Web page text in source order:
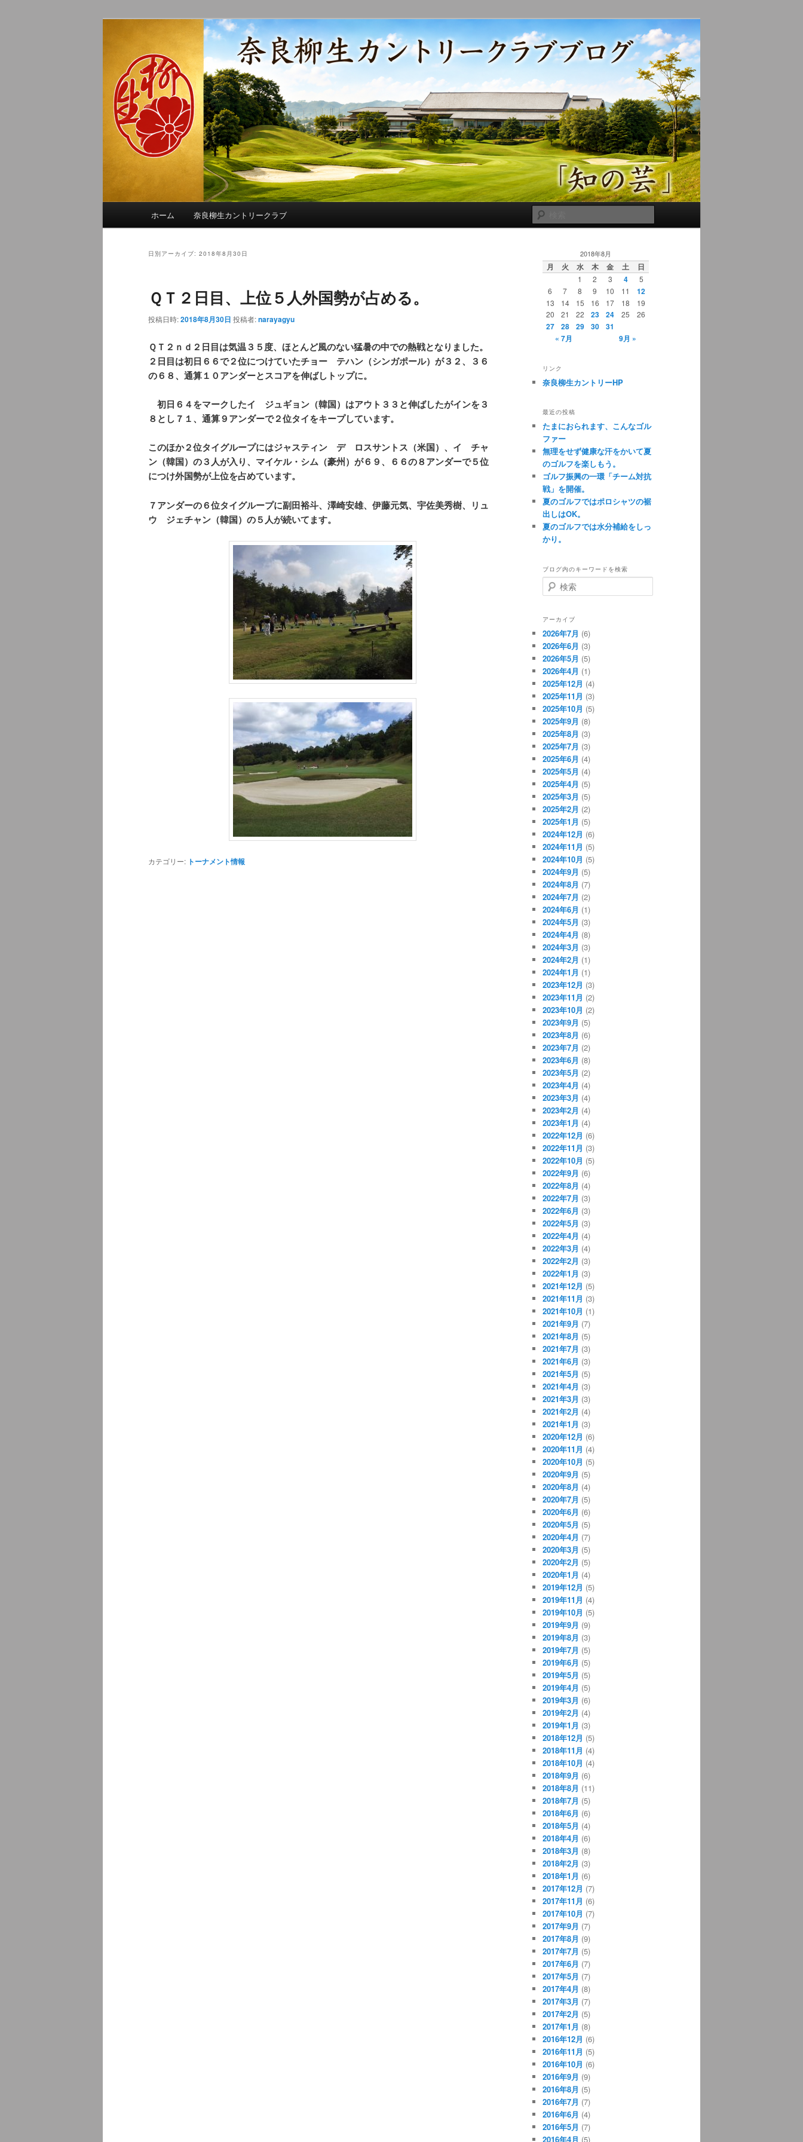
奈良柳生カントリークラブ総支配人ブログ
季節の話題、クラブの出来事、コースの改修・更新作業、ゴルフに関する随筆、喜怒哀楽などを気まぐ
れに発信します。
索
ホーム 奈良柳生カントリークラブ
日別アーカイブ: 2018年8月30日
ＱＴ２日目、上位５人外国勢が占める。
投稿日時:2018年8月30日 投稿者:narayagyu
ＱＴ２ｎｄ２日目は気温３５度、ほとんど風のない猛暑の中での熱戦となりました。
２日目は初日６６で２位につけていたチョー テハン（シンガポール）が３２、３６
の６８、 通算１０アンダーとスコアを伸ばしトップに。
初日６４をマークしたイ ジュギョン（韓国）はアウト３３と伸ばしたがインを３
８とし７１、 通算９アンダーで２位タイをキープしています。
このほか２位タイグループにはジャスティン デ ロスサントス（米国）、イ チャ
ン（韓国）の３人が入り、 マイケル・シム（豪州）が６９、６６の８アンダーで５位
につけ外国勢が上位を占めています。
７アンダーの６位タイグループに副田裕斗、澤崎安雄、伊藤元気、宇佐美秀樹、リュ
ウ ジェチャン（韓国）の５人が続いてます。
カテゴリー: トーナメント情報
2018年8月
月 火 水 木 金 土 日
1 2 3 4
5
6
7 8 9 10 11 12
13 14 15 16 17 18
19
20
21 22 23 24 25 26
27 28 29 30
31
« 7月
9月 »
リンク
奈良柳生カントリーHP
最近の投稿
たまにおられます、こんなゴル
ファー
無理をせず健康な汗をかいて夏
のゴルフを楽しもう。
ゴルフ振興の一環「チーム対抗
戦」を開催。
夏のゴルフではポロシャツの裾
出しはOK。
夏のゴルフでは水分補給をしっ
かり。
ブログ内のキーワードを検索
検
索
アーカイブ
2026年7月 (6)
2026年6月 (3)
2026年5月 (5)
2026年4月 (1)
2025年12月 (4)
2025年11月 (3)
2025年10月 (5)
2025年9月 (8)
2025年8月 (3)
2025年7月 (3)
2025年6月 (4)
2025年5月 (4)
2025年4月 (5)
2025年3月 (5)
2025年2月 (2)
2025年1月 (5)
2024年12月 (6)
2024年11月 (5)
2024年10月 (5)
2024年9月 (5)
2024年8月 (7)
2024年7月 (2)
2024年6月 (1)
2024年5月 (3)
2024年4月 (8)
2024年3月 (3)
2024年2月 (1)
2024年1月 (1)
2023年12月 (3)
2023年11月 (2)
2023年10月 (2)
2023年9月 (5)
2023年8月 (6)
2023年7月 (2)
2023年6月 (8)
2023年5月 (2)
2023年4月 (4)
2023年3月 (4)
2023年2月 (4)
2023年1月 (4)
2022年12月 (6)
2022年11月 (3)
2022年10月 (5)
2022年9月 (6)
2022年8月 (4)
2022年7月 (3)
2022年6月 (3)
2022年5月 (3)
2022年4月 (4)
2022年3月 (4)
2022年2月 (3)
2022年1月 (3)
2021年12月 (5)
2021年11月 (3)
2021年10月 (1)
2021年9月 (7)
2021年8月 (5)
2021年7月 (3)
2021年6月 (3)
2021年5月 (5)
2021年4月 (3)
2021年3月 (3)
2021年2月 (4)
2021年1月 (3)
2020年12月 (6)
2020年11月 (4)
2020年10月 (5)
2020年9月 (5)
2020年8月 (4)
2020年7月 (5)
2020年6月 (6)
2020年5月 (5)
2020年4月 (7)
2020年3月 (5)
2020年2月 (5)
2020年1月 (4)
2019年12月 (5)
2019年11月 (4)
2019年10月 (5)
2019年9月 (9)
2019年8月 (3)
2019年7月 (5)
2019年6月 (5)
2019年5月 (5)
2019年4月 (5)
2019年3月 (6)
2019年2月 (4)
2019年1月 (3)
2018年12月 (5)
2018年11月 (4)
2018年10月 (4)
2018年9月 (6)
2018年8月 (11)
2018年7月 (5)
2018年6月 (6)
2018年5月 (4)
2018年4月 (6)
2018年3月 (8)
2018年2月 (3)
2018年1月 (6)
2017年12月 (7)
2017年11月 (6)
2017年10月 (7)
2017年9月 (7)
2017年8月 (9)
2017年7月 (5)
2017年6月 (7)
2017年5月 (7)
2017年4月 (8)
2017年3月 (7)
2017年2月 (5)
2017年1月 (8)
2016年12月 (6)
2016年11月 (5)
2016年10月 (6)
2016年9月 (9)
2016年8月 (5)
2016年7月 (7)
2016年6月 (4)
2016年5月 (7)
2016年4月 (5)